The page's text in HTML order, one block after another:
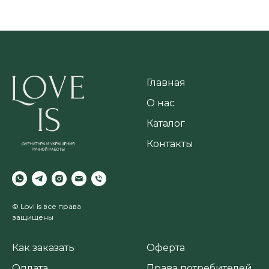
© Lovi is все права
защищены
Главная
О нас
Каталог
Контакты
Как заказать
Оферта